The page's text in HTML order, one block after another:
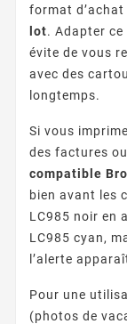
format d’achat
lot. Adapter ce
évite de vous
avec des
longtemps.
Si vous
des factures
compatible
bien avant les
LC985 noir en
LC985 cyan,
l’alerte
Pour une
(photos de